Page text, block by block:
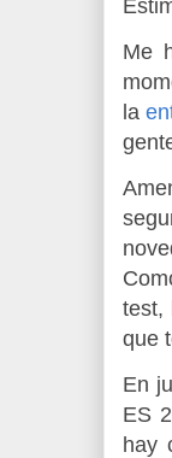
Me
la
test,
que
En
ES
hay